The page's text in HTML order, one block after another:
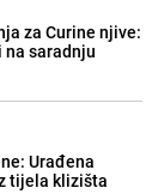
za Curine njive:
saradnju
Urađena
tijela klizišta